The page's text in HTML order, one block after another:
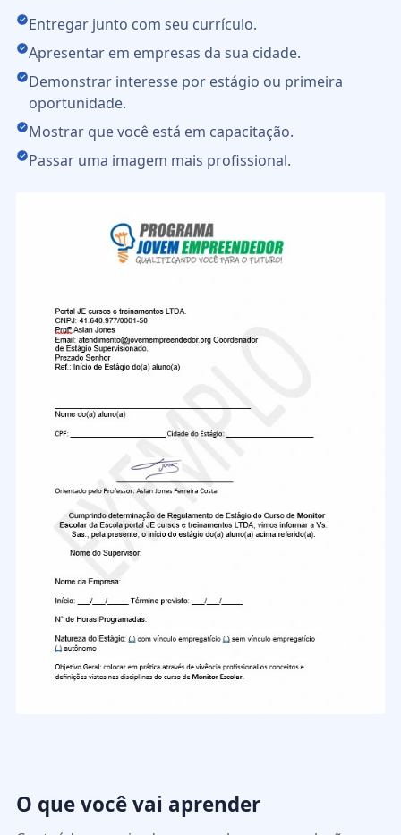
Entregar junto com seu currículo.
Apresentar em empresas da sua cidade.
Demonstrar interesse por estágio ou primeira
oportunidade.
Mostrar que você está em capacitação.
Passar uma imagem mais profissional.
O que você vai aprender